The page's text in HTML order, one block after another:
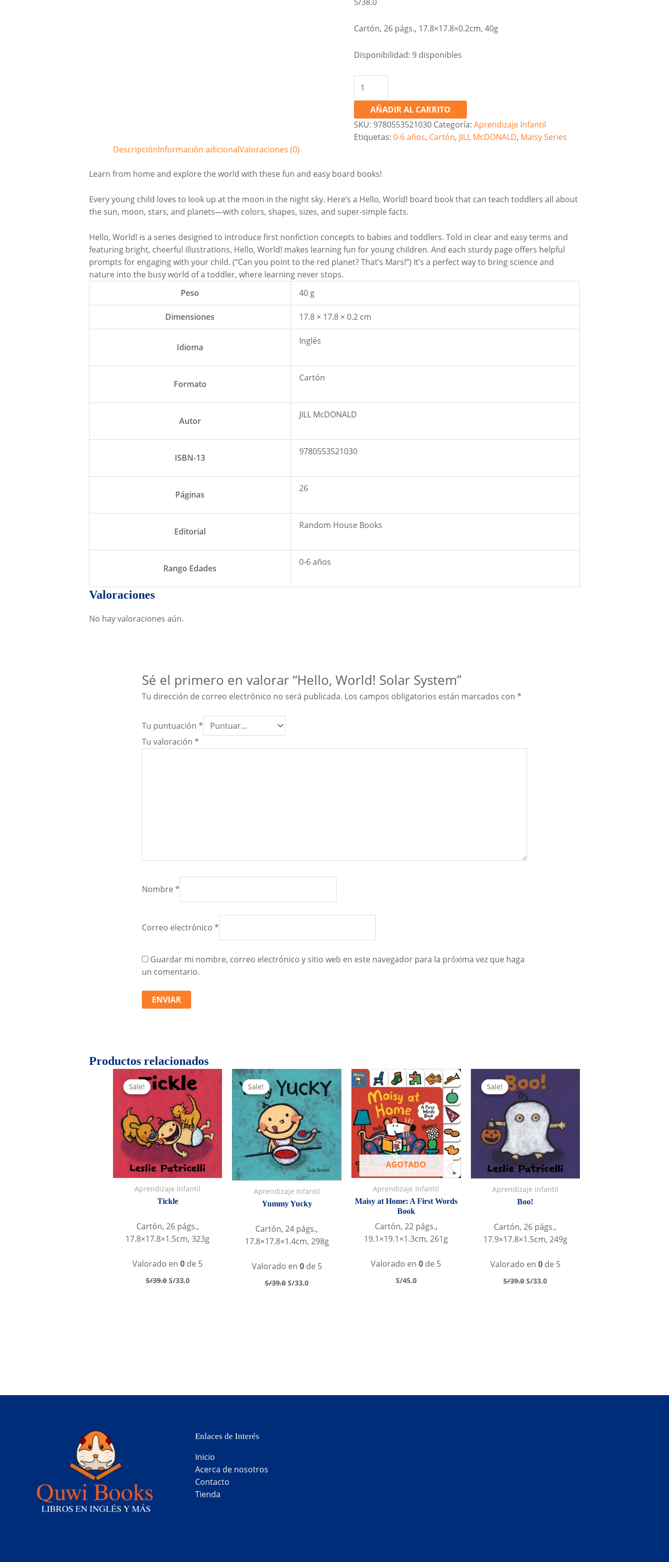
S/38.0
Cartón, 26 págs., 17.8×17.8×0.2cm, 40g
Disponibilidad: 9 disponibles
World!
Solar
System
cantidad
AÑADIR AL CARRITO
SKU: 9780553521030 Categoría:Aprendizaje Infantil
Etiquetas:0-6 años, Cartón, JILL McDONALD, Maisy Series
DescripciónInformación adicionalValoraciones (0)
Learn from home and explore the world with these fun and easy board books!
Every young child loves to look up at the moon in the night sky. Here’s a Hello, World! board book that can teach toddlers all about
the sun, moon, stars, and planets—with colors, shapes, sizes, and super-simple facts.
Hello, World! is a series designed to introduce first nonfiction concepts to babies and toddlers. Told in clear and easy terms and
featuring bright, cheerful illustrations, Hello, World! makes learning fun for young children. And each sturdy page offers helpful
prompts for engaging with your child. (“Can you point to the red planet? That’s Mars!”) It’s a perfect way to bring science and
nature into the busy world of a toddler, where learning never stops.
Peso
40 g
Dimensiones 17.8 × 17.8 × 0.2 cm
Idioma
Inglés
Formato
Cartón
Autor
JILL McDONALD
ISBN-13
9780553521030
Páginas
26
Editorial
Random House Books
Rango Edades
0-6 años
Valoraciones
No hay valoraciones aún.
Sé el primero en valorar “Hello, World! Solar System”
Tu dirección de correo electrónico no será publicada. Los campos obligatorios están marcados con*
Tu puntuación*
Tu valoración*
Nombre*
Correo electrónico*
Guardar mi nombre, correo electrónico y sitio web en este navegador para la próxima vez que haga
un comentario.
Productos relacionados
Sale!
Sale!
Aprendizaje Infantil
Tickle
Cartón, 26 págs.,
17.8×17.8×1.5cm, 323g
Valorado en0 de 5
S/39.0 Original
S/33.0Current
Sale!
Sale!
Aprendizaje Infantil
Yummy Yucky
Cartón, 24 págs.,
17.8×17.8×1.4cm, 298g
Valorado en 0de 5
S/39.0 Original
S/33.0Current
AGOTADO
Aprendizaje Infantil
Maisy at Home: A First Words
Book
Cartón, 22 págs.,
19.1×19.1×1.3cm, 261g
Valorado en0 de 5
S/45.0
Sale!
Sale!
Aprendizaje Infantil
Boo!
Cartón, 26 págs.,
17.9×17.8×1.5cm, 249g
Valorado en 0de 5
S/39.0Original
S/33.0Current
Enlaces de Interés
Inicio
Acerca de nosotros
Contacto
Tienda